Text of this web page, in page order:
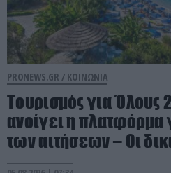
PRONEWS.GR / ΚΟΙΝΩΝΙΑ
Τουρισμός για Όλους
ανοίγει η πλατφόρμα
των αιτήσεων – Οι
05.08.2026 | 07:34